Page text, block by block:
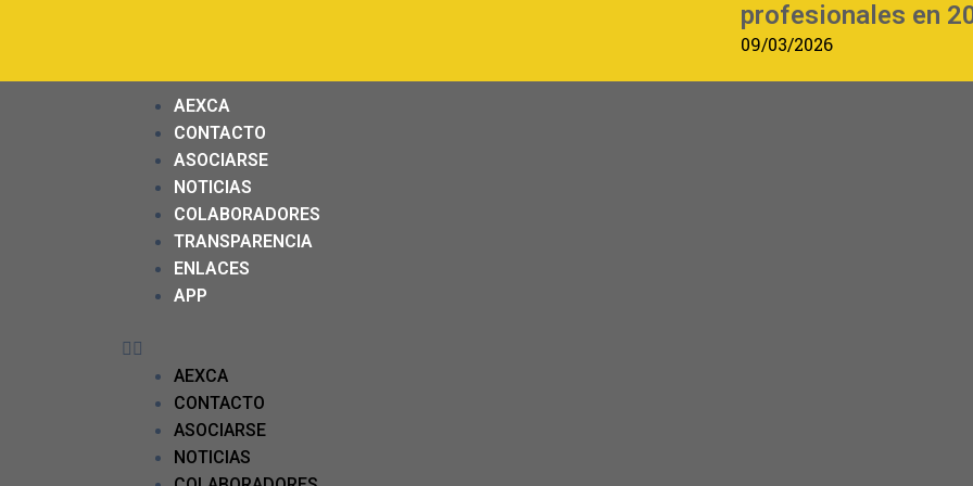
profesionales en
09/03/2026
AEXCA
CONTACTO
ASOCIARSE
NOTICIAS
COLABORADORES
TRANSPARENCIA
ENLACES
APP
AEXCA
CONTACTO
ASOCIARSE
NOTICIAS